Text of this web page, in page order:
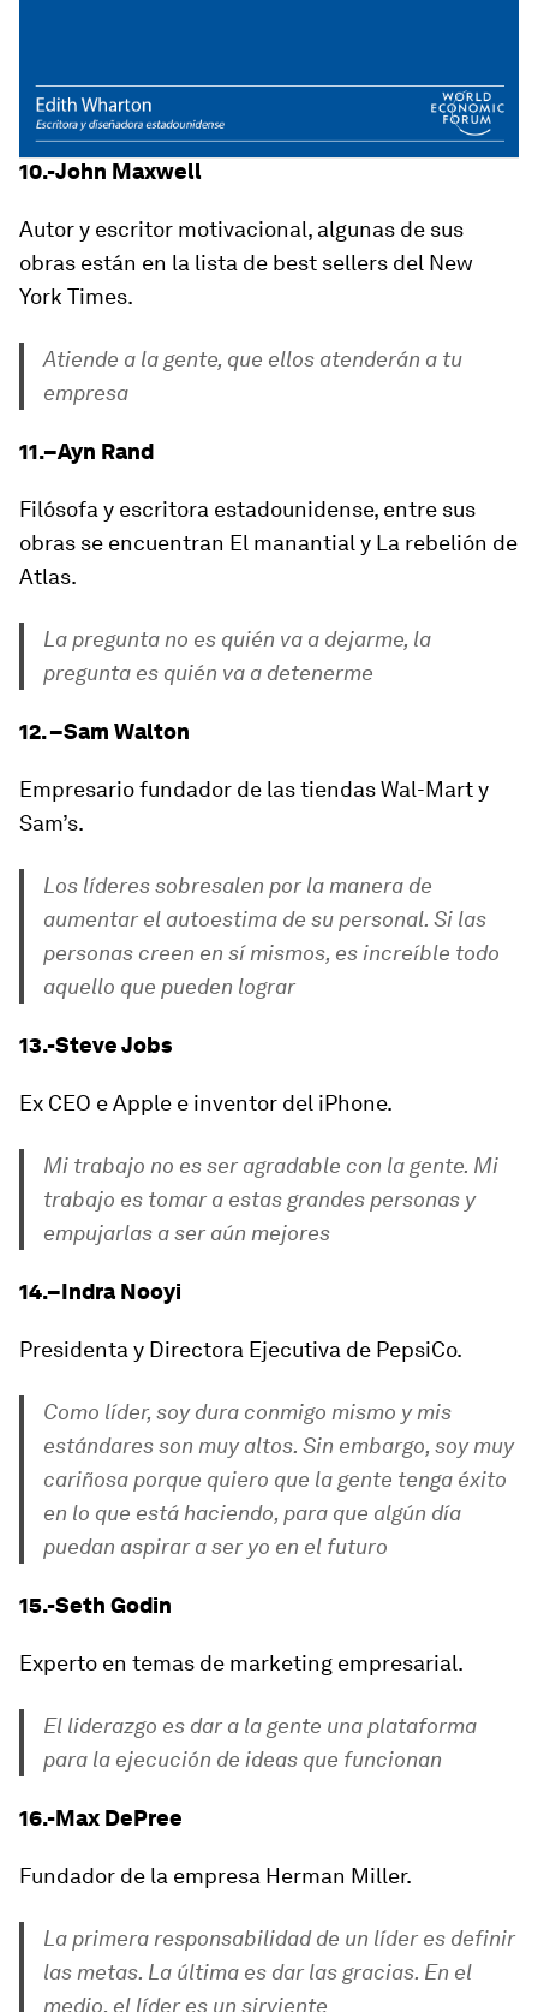
10.-John Maxwell
Autor y escritor motivacional, algunas de sus
obras están en la lista de best sellers del New
York Times.
Atiende a la gente, que ellos atenderán a tu
empresa
11.–Ayn Rand
Filósofa y escritora estadounidense, entre sus
obras se encuentran El manantial y La rebelión de
Atlas.
La pregunta no es quién va a dejarme, la
pregunta es quién va a detenerme
12. –Sam Walton
Empresario fundador de las tiendas Wal-Mart y
Sam’s.
Los líderes sobresalen por la manera de
aumentar el autoestima de su personal. Si las
personas creen en sí mismos, es increíble todo
aquello que pueden lograr
13.-Steve Jobs
Ex CEO e Apple e inventor del iPhone.
Mi trabajo no es ser agradable con la gente. Mi
trabajo es tomar a estas grandes personas y
empujarlas a ser aún mejores
14.–Indra Nooyi
Presidenta y Directora Ejecutiva de PepsiCo.
Como líder, soy dura conmigo mismo y mis
estándares son muy altos. Sin embargo, soy muy
cariñosa porque quiero que la gente tenga éxito
en lo que está haciendo, para que algún día
puedan aspirar a ser yo en el futuro
15.-Seth Godin
Experto en temas de marketing empresarial.
El liderazgo es dar a la gente una plataforma
para la ejecución de ideas que funcionan
16.-Max DePree
Fundador de la empresa Herman Miller.
La primera responsabilidad de un líder es definir
las metas. La última es dar las gracias. En el
medio, el líder es un sirviente